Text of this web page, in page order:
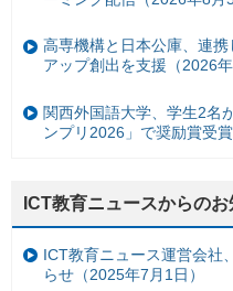
高専機構と日本公庫、連
アップ創出を支援（2026年
関西外国語大学、学生2名
ンプリ2026」で奨励賞受
ICT教育ニュースからの
ICT教育ニュース運営会社
らせ（2025年7月1日）